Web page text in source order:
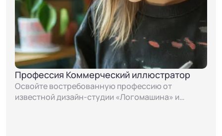
Профессия Коммерческий иллюстратор
Освойте востребованную профессию от
известной дизайн-студии «Логомашина» и